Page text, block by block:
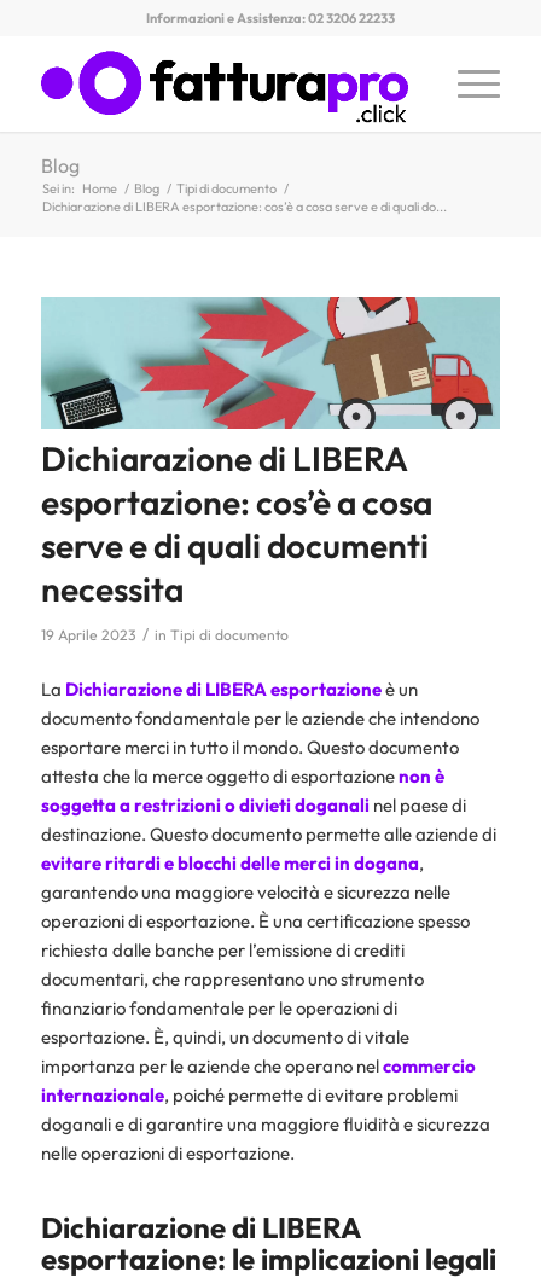
Informazioni e Assistenza: 02 3206 22233
Blog
Sei in: Home / Blog / Tipi di documento /
Dichiarazione di LIBERA esportazione: cos’è a cosa serve e di quali do...
Dichiarazione di LIBERA
esportazione: cos’è a cosa
serve e di quali documenti
necessita
19 Aprile 2023 / in Tipi di documento
La Dichiarazione di LIBERA esportazioneè un
documento fondamentale per le aziende che intendono
esportare merci in tutto il mondo. Questo documento
attesta che la merce oggetto di esportazionenon è
soggetta a restrizioni o divieti doganalinel paese di
destinazione. Questo documento permette alle aziende di
evitare ritardi e blocchi delle merci in dogana,
garantendo una maggiore velocità e sicurezza nelle
operazioni di esportazione. È una certificazione spesso
richiesta dalle banche per l’emissione di crediti
documentari, che rappresentano uno strumento
finanziario fondamentale per le operazioni di
esportazione. È, quindi, un documento di vitale
importanza per le aziende che operano nelcommercio
internazionale, poiché permette di evitare problemi
doganali e di garantire una maggiore fluidità e sicurezza
nelle operazioni di esportazione.
Dichiarazione di LIBERA
esportazione: le implicazioni legali